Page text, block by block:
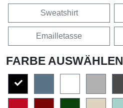
Sweatshirt
Emailletasse
FARBE AUSWÄHLEN